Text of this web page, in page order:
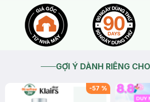
Phạm văn tháp
Shop có giải quyết vấn đề đổi sezi k
2026-06-20 Thích
Phạm văn tháp
Alo
Do nhận địa điểm cty nên không kiểm
Phạm văn tháp
Mình lấy size L nên rộng quá xin tư vẫn
GỢI Ý DÀNH RIÊNG
-57 %